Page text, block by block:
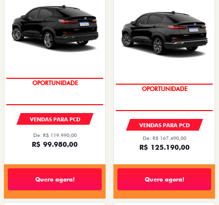
OPORTUNIDADE
VENDAS PARA PCD
De: R$ 119.990,00
R$ 99.980,00
Quero agora!
OPORTUNIDADE
VENDAS PARA PCD
De: R$ 167.490,00
R$ 125.190,00
Quero agora!